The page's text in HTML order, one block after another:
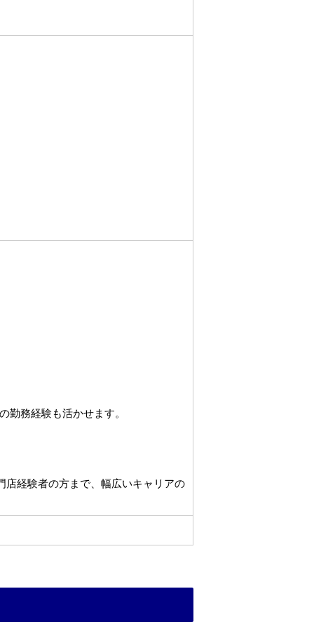
務経験も活かせます。
店経験者の方まで、幅広いキャリアの